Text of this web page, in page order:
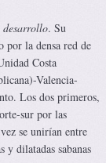
desarrollo. Su
por la densa red de
Costa
Valencia-
Los dos primeros,
sur por las
se unirían entre
y dilatadas sabanas